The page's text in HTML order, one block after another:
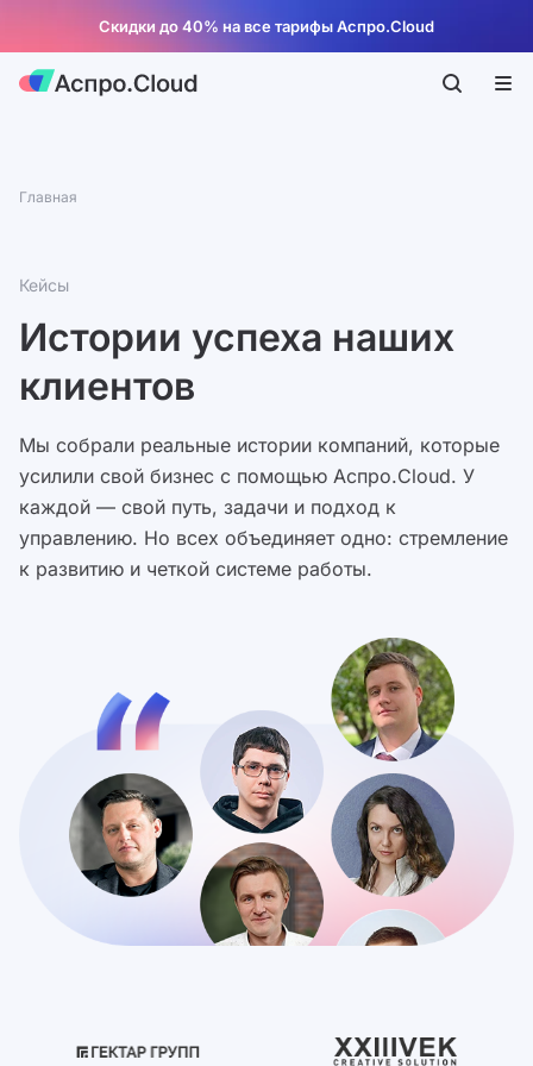
Скидки до 40% на все тарифы Аспро.Cloud
Главная
Кейсы
Истории успеха наших
клиентов
Мы собрали реальные истории компаний, которые
усилили свой бизнес с помощью Аспро.Cloud. У
каждой — свой путь, задачи и подход к
управлению. Но всех объединяет одно: стремление
к развитию и четкой системе работы.